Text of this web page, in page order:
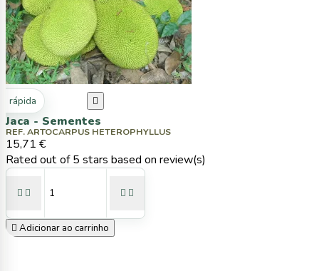
rápida 
Jaca - Sementes
REF. ARTOCARPUS HETEROPHYLLUS
15,71 €
Rated out of 5 stars based on review(s)
   
 Adicionar ao carrinho